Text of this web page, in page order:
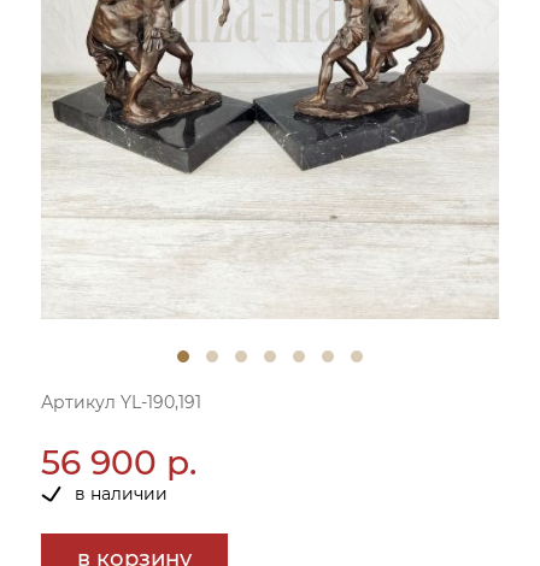
Артикул YL-190,191
56 900 р.
в наличии
в корзину